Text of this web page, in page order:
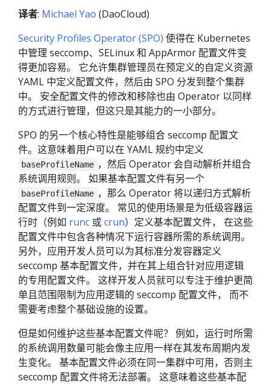
译者: Michael Yao (DaoCloud)
Security Profiles Operator (SPO) 使得在 Kubernetes
中管理 seccomp、SELinux 和 AppArmor 配置文件变
得更加容易。 它允许集群管理员在预定义的自定义资源
YAML 中定义配置文件，然后由 SPO 分发到整个集群
中。 安全配置文件的修改和移除也由 Operator 以同样
的方式进行管理，但这只是其能力的一小部分。
SPO 的另一个核心特性是能够组合 seccomp 配置文
件。这意味着用户可以在 YAML 规约中定义
baseProfileName ，然后 Operator 会自动解析并组合
系统调用规则。 如果基本配置文件有另一个
baseProfileName ，那么 Operator 将以递归方式解析
配置文件到一定深度。 常见的使用场景是为低级容器运
行时（例如 runc 或crun）定义基本配置文件， 在这些
配置文件中包含各种情况下运行容器所需的系统调用。
另外，应用开发人员可以为其标准分发容器定义
seccomp 基本配置文件，并在其上组合针对应用逻辑
的专用配置文件。 这样开发人员就可以专注于维护更简
单且范围限制为应用逻辑的 seccomp 配置文件， 而不
需要考虑整个基础设施的设置。
但是如何维护这些基本配置文件呢？ 例如，运行时所需
的系统调用数量可能会像主应用一样在其发布周期内发
生变化。 基本配置文件必须在同一集群中可用，否则主
seccomp 配置文件将无法部署。 这意味着这些基本配